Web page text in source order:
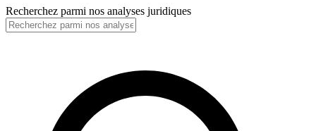
Recherchez parmi nos analyses juridiques